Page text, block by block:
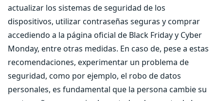
actualizar los sistemas de seguridad de los
dispositivos, utilizar contraseñas seguras y comprar
accediendo a la página oficial de Black Friday y Cyber
Monday, entre otras medidas. En caso de, pese a estas
recomendaciones, experimentar un problema de
seguridad, como por ejemplo, el robo de datos
personales, es fundamental que la persona cambie su